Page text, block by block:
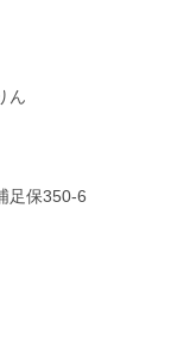
ん
足保350-6